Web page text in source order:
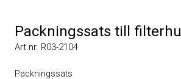
Packningssats till
Art.nr. R03-2104
Packningssats